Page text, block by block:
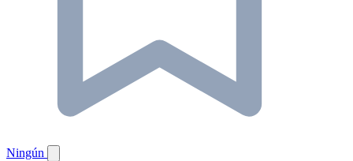
Ningún